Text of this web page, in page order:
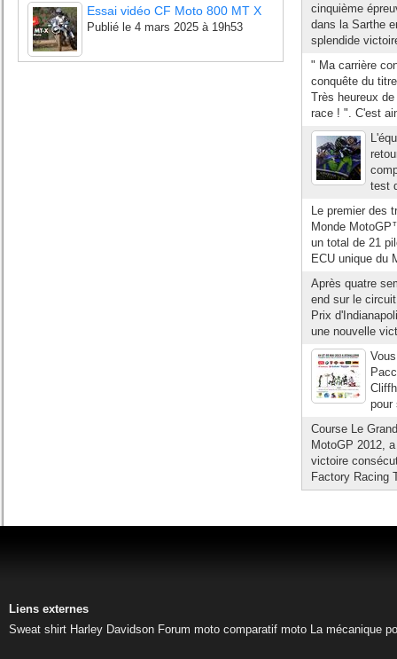
Essai vidéo CF Moto 800 MT X
Publié le 4 mars 2025 à 19h53
cinquième
dans la Sarthe
splendide
" Ma carrière
conquête du
Très heureux
race ! ". C'est
test
Le premier des
Monde
un total de 21
ECU unique du
Après quatre
end sur le
Prix
une nouvelle
pour
Course Le
MotoGP 2012,
victoire
Factory Racing
Liens externes
Sweat shirt Harley Davidson Forum moto comparatif moto La mécanique